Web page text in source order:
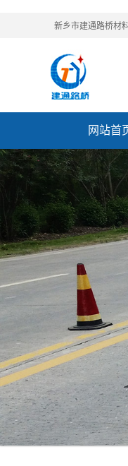
新乡市建通路桥材
网站首
联系我们